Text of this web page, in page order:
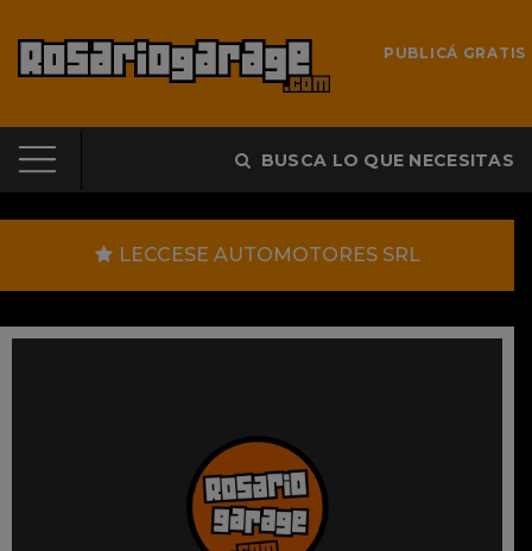
PUBLICÁ GRATIS
BUSCA LO QUE NECESITAS
LECCESE AUTOMOTORES SRL